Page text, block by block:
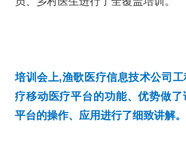
培训会上,渔歌医疗信息技术公司
疗移动医疗平台的功能、优势做了
平台的操作、应用进行了细致讲解。